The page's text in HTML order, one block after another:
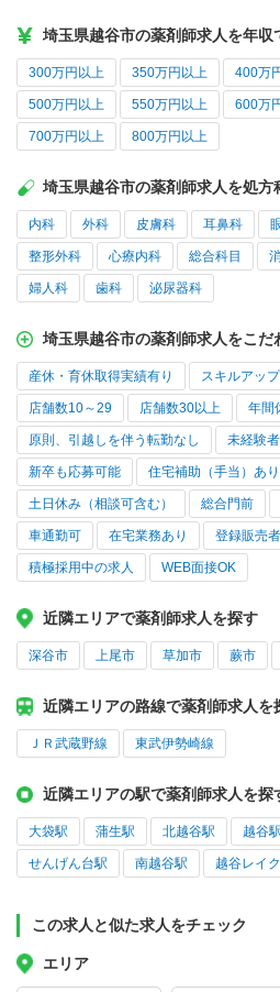
埼玉県越谷市の薬剤師求人を年収
300万円以上 350万円以上 400万
500万円以上 550万円以上 600万
700万円以上 800万円以上
埼玉県越谷市の薬剤師求人を処方
内科 外科 皮膚科 耳鼻科
整形外科 心療内科 総合科目
婦人科 歯科 泌尿器科
埼玉県越谷市の薬剤師求人をこだ
産休・育休取得実績有り スキルアップ
店舗数10～29 店舗数30以上 年間
原則、引越しを伴う転勤なし 未経験
新卒も応募可能 住宅補助（手当）あり
土日休み（相談可含む） 総合門前
車通勤可 在宅業務あり 登録販売
積極採用中の求人 WEB面接OK
近隣エリアで薬剤師求人を探す
深谷市 上尾市 草加市 蕨市
近隣エリアの路線で薬剤師求人を
ＪＲ武蔵野線 東武伊勢崎線
近隣エリアの駅で薬剤師求人を探
大袋駅 蒲生駅 北越谷駅 越谷駅
せんげん台駅 南越谷駅 越谷レイ
この求人と似た求人をチェック
エリア